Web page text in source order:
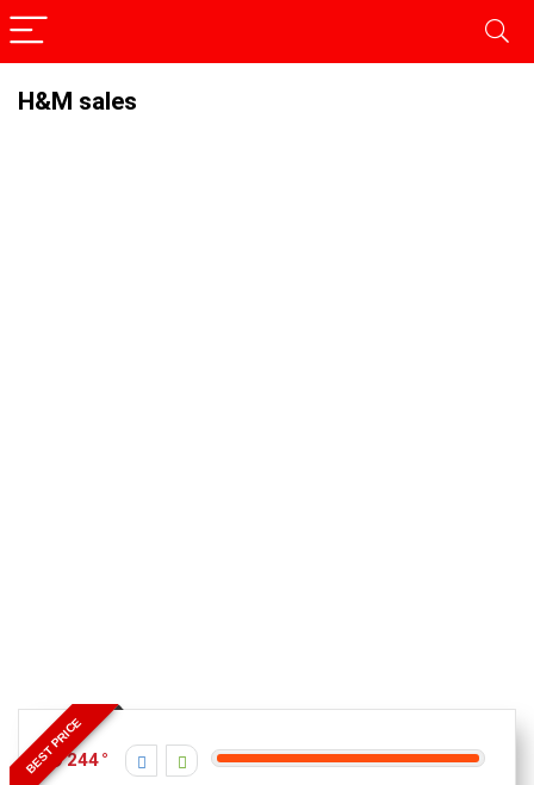
H&M sales
BEST PRICE
244